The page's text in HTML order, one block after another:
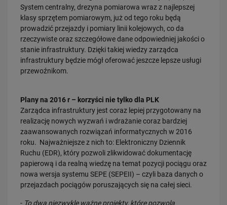
System centralny, drezyna pomiarowa wraz z najlepszej
klasy sprzętem pomiarowym, już od tego roku będą
prowadzić przejazdy i pomiary linii kolejowych, co da
rzeczywiste oraz szczegółowe dane odpowiedniej jakości o
stanie infrastruktury. Dzięki takiej wiedzy zarządca
infrastruktury będzie mógł oferować jeszcze lepsze usługi
przewoźnikom.
Plany na 2016 r – korzyści nie tylko dla PLK
Zarządca infrastruktury jest coraz lepiej przygotowany na
realizację nowych wyzwań i wdrażanie coraz bardziej
zaawansowanych rozwiązań informatycznych w 2016
roku. Najważniejsze z nich to: Elektroniczny Dziennik
Ruchu (EDR), który pozwoli zlikwidować dokumentację
papierową i da realną wiedzę na temat pozycji pociągu oraz
nowa wersja systemu SEPE (SEPEII) – czyli baza danych o
przejazdach pociągów poruszających się na całej sieci.
- To dwa niezwykle ważne projekty, które pozwolą
16.07.2026
PRZECZYTAJ
Obserwuj nas